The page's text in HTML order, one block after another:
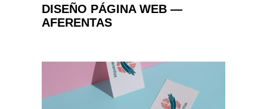
DISEÑO PÁGINA WEB —
AFERENTAS